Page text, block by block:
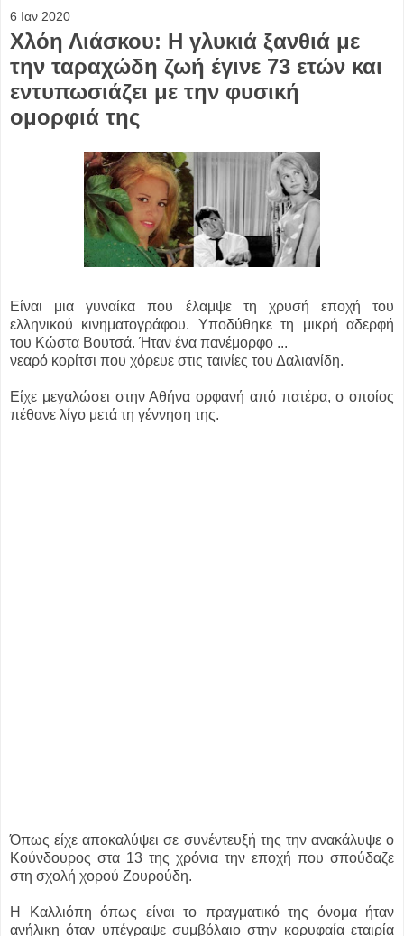
6 Ιαν 2020
Χλόη Λιάσκου: Η γλυκιά ξανθιά με
την ταραχώδη ζωή έγινε 73 ετών και
εντυπωσιάζει με την φυσική
ομορφιά της
Είναι μια γυναίκα που έλαμψε τη χρυσή εποχή του
ελληνικού κινηματογράφου. Υποδύθηκε τη μικρή αδερφή
του Κώστα Βουτσά. Ήταν ένα πανέμορφο ...
νεαρό κορίτσι που χόρευε στις ταινίες του Δαλιανίδη.
Είχε μεγαλώσει στην Αθήνα ορφανή από πατέρα, ο οποίος
πέθανε λίγο μετά τη γέννηση της.
Όπως είχε αποκαλύψει σε συνέντευξή της την ανακάλυψε ο
Κούνδουρος στα 13 της χρόνια την εποχή που σπούδαζε
στη σχολή χορού Ζουρούδη.
Η Καλλιόπη όπως είναι το πραγματικό της όνομα ήταν
ανήλικη όταν υπέγραψε συμβόλαιο στην κορυφαία εταιρία